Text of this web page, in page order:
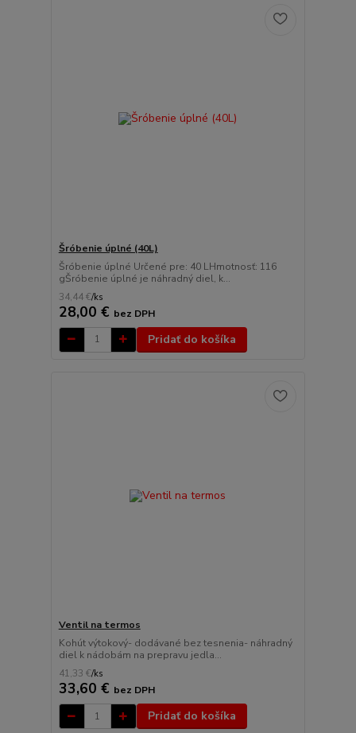
Šróbenie úplné (40L)
Šróbenie úplné Určené pre: 40 LHmotnosť: 116
gŠróbenie úplné je náhradný diel, k...
34,44 €/ks
28,00 € bez DPH
Pridať do košíka
Ventil na termos
Kohút výtokový- dodávané bez tesnenia- náhradný
diel k nádobám na prepravu jedla...
41,33 €/ks
33,60 € bez DPH
Pridať do košíka